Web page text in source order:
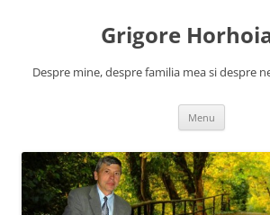
Grigore
Despre mine, despre familia mea si despre
Menu